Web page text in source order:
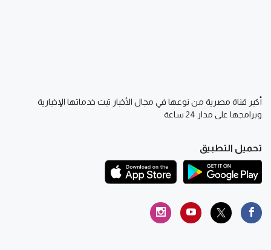
أكبر قناة مصرية من نوعها في مجال الأخبار تبث خدماتها الإخبارية
وبرامجها على مدار 24 ساعة
تحميل التطبيق